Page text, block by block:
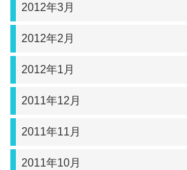
2012年3月
2012年2月
2012年1月
2011年12月
2011年11月
2011年10月